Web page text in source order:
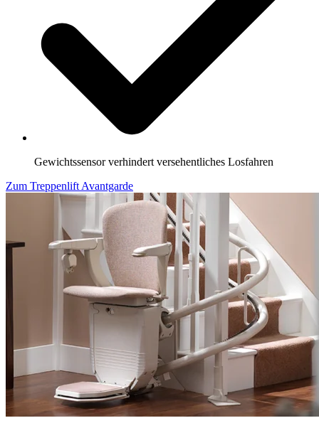
Gewichtssensor verhindert versehentliches Losfahren
Zum Treppenlift Avantgarde